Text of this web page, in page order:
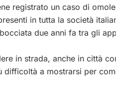
registrato un caso di
in tutta la società
due anni fa tra gli
in strada, anche in città
difficoltà a mostrarsi per